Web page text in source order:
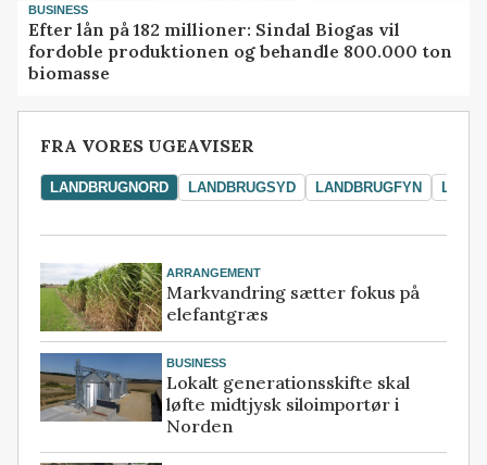
BUSINESS
Efter lån på 182 millioner: Sindal Biogas vil
fordoble produktionen og behandle 800.000 ton
biomasse
FRA VORES UGEAVISER
LANDBRUGNORD LANDBRUGSYD LANDBRUGFYN
ARRANGEMENT
Markvandring sætter fokus på
elefantgræs
BUSINESS
Lokalt generationsskifte skal
løfte midtjysk siloimportør i
Norden